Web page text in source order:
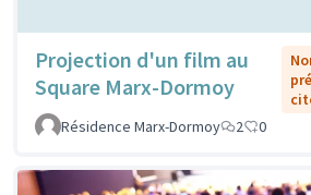
Projection d'un film au
Square Marx-Dormoy
Résidence Marx-Dormoy
2 0